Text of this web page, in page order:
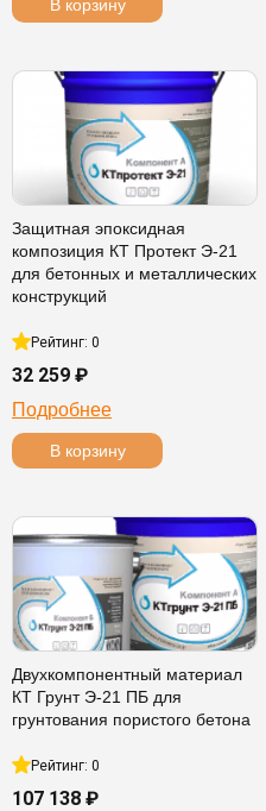
В корзину
Защитная эпоксидная
композиция КТ Протект Э-21
для бетонных и металлических
конструкций
Рейтинг: 0
32 259 ₽
Подробнее
В корзину
Двухкомпонентный материал
КТ Грунт Э-21 ПБ для
грунтования пористого бетона
Рейтинг: 0
107 138 ₽